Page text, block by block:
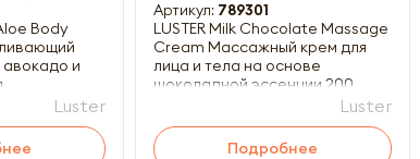
Body
авокадо и
Luster
Артикул: 789301
LUSTER Milk Chocolate Massage
Cream Массажный крем для
лица и тела на основе
шоколадной эссенции 200
Luster
Подробнее